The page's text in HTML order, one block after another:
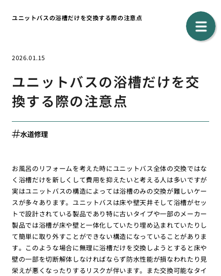
ユニットバスの浴槽だけを交換する際の注意点
2026.01.15
ユニットバスの浴槽だけを交
換する際の注意点
水道修理
お風呂のリフォームを考えた時にユニットバス全体の交換ではな
く浴槽だけを新しくして費用を抑えたいと考える人は多いですが
実はユニットバスの構造によっては浴槽のみの交換が難しいケー
スが多々あります。ユニットバスは床や壁天井そして浴槽がセッ
トで設計されている製品であり特に古いタイプや一部のメーカー
製品では浴槽が床や壁と一体化していたり埋め込まれていたりし
て簡単に取り外すことができない構造になっていることがありま
す。このような場合に無理に浴槽だけを交換しようとすると床や
壁の一部を切断解体しなければならず防水性能が損なわれたり見
栄えが悪くなったりするリスクが伴います。また交換可能なタイ